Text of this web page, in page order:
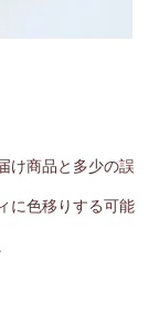
け商品と多少の誤
に色移りする可能